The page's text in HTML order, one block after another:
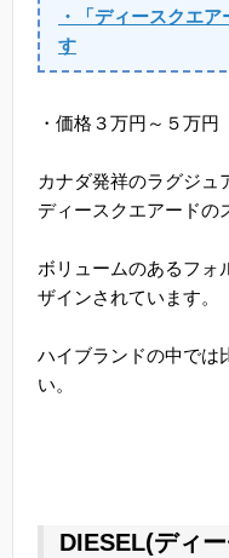
・「ディースクエ
す
・価格３万円～５万円
カナダ発祥のラグジュ
ディースクエアードの
ボリュームのあるフォ
ザインされています。
ハイブランドの中では
い。
DIESEL(ディ